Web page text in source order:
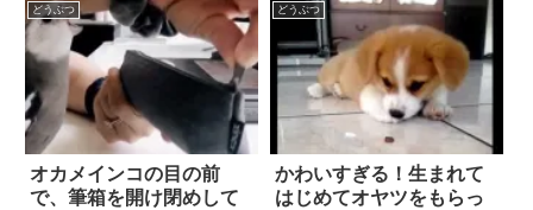
どうぶつ
オカメインコの目の前
で、筆箱を開け閉めして
どうぶつ
かわいすぎる！生まれて
はじめてオヤツをもらっ